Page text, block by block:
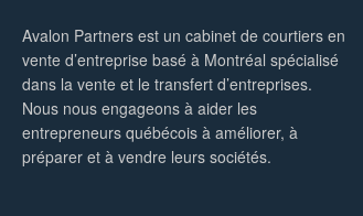
Avalon Partners est un cabinet de courtiers en
vente d’entreprise basé à Montréal spécialisé
dans la vente et le transfert d’entreprises.
Nous nous engageons à aider les
entrepreneurs québécois à améliorer, à
préparer et à vendre leurs sociétés.